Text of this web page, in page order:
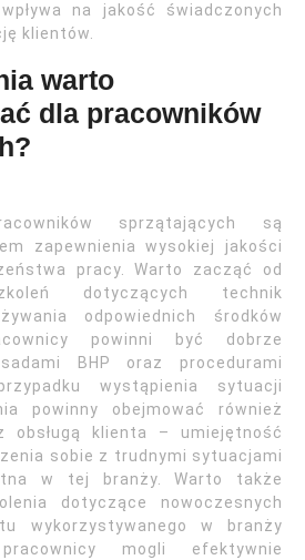
na jakość świadczonych
klientów.
warto
dla pracowników
sprzątających są
zapewnienia wysokiej jakości
pracy. Warto zacząć od
dotyczących technik
odpowiednich środków
powinni być dobrze
BHP oraz procedurami
wystąpienia sytuacji
powinny obejmować również
obsługą klienta – umiejętność
sobie z trudnymi sytuacjami
w tej branży. Warto także
dotyczące nowoczesnych
wykorzystywanego w branży
mogli efektywnie